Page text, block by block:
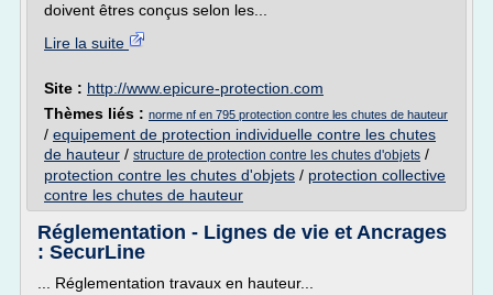
doivent êtres conçus selon les...
Lire la suite
Site : http://www.epicure-protection.com
Thèmes liés : norme nf en 795 protection contre les chutes de hauteur
/ equipement de protection individuelle contre les chutes
de hauteur / structure de protection contre les chutes d'objets /
protection contre les chutes d'objets / protection collective
contre les chutes de hauteur
Réglementation - Lignes de vie et Ancrages
: SecurLine
... Réglementation travaux en hauteur...